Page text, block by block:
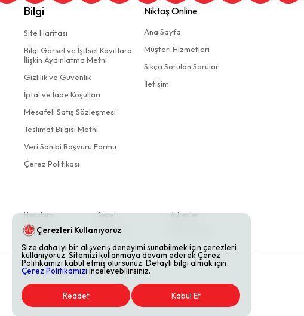
Bilgi
Site Haritası
Bilgi Görsel ve İşitsel Kayıtlara
İlişkin Aydınlatma Metni
Gizlilik ve Güvenlik
İptal ve İade Koşulları
Mesafeli Satış Sözleşmesi
Teslimat Bilgisi Metni
Veri Sahibi Başvuru Formu
Çerez Politikası
Niktaş Online
Ana Sayfa
Müşteri Hizmetleri
Sıkça Sorulan Sorular
İletişim
Hesabım
Siparişler
Sepet
Favoriler
Adresler
Çerezleri Kullanıyoruz
Size daha iyi bir alışveriş deneyimi sunabilmek için çerezleri
kullanıyoruz. Sitemizi kullanmaya devam ederek Çerez
Politikamızı kabul etmiş olursunuz. Detaylı bilgi almak için
Çerez Politikamızı inceleyebilirsiniz.
Reddet Kabul Et